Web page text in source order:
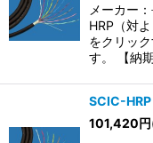
メーカー
HRP（対
をクリッ
す。 【納
SCIC-
101,420円